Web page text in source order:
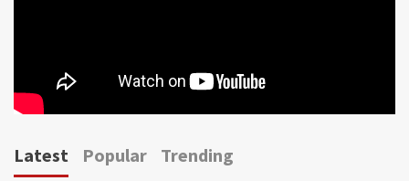
Latest Popular Trending